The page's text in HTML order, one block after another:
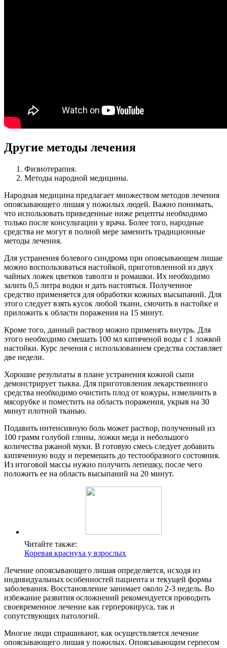
Другие методы лечения
Физиотерапия.
Методы народной медицины.
Народная медицина предлагает множеством методов лечения
опоясывающего лишая у пожилых людей. Важно понимать,
что использовать приведенные ниже рецепты необходимо
только после консультации у врача. Более того, народные
средства не могут в полной мере заменить традиционные
методы лечения.
Для устранения болевого синдрома при опоясывающем лишае
можно воспользоваться настойкой, приготовленной из двух
чайных ложек цветков таволги и ромашки. Их необходимо
залить 0,5 литра водки и дать настояться. Полученное
средство применяется для обработки кожных высыпаний. Для
этого следует взять кусок любой ткани, смочить в настойке и
приложить к области поражения на 15 минут.
Кроме того, данный раствор можно применять внутрь. Для
этого необходимо смешать 100 мл кипяченой воды с 1 ложкой
настойки. Курс лечения с использованием средства составляет
две недели.
Хорошие результаты в плане устранения кожной сыпи
демонстрирует тыква. Для приготовления лекарственного
средства необходимо очистить плод от кожуры, измельчить в
мясорубке и поместить на область поражения, укрыв на 30
минут плотной тканью.
Подавить интенсивную боль может раствор, полученный из
100 грамм голубой глины, ложки меда и небольшого
количества ржаной муки. В готовую смесь следует добавить
кипяченную воду и перемешать до тестообразного состояния.
Из итоговой массы нужно получить лепешку, после чего
положить ее на область высыпаний на 20 минут.
Читайте также:
Коревая краснуха у взрослых
Лечение опоясывающего лишая определяется, исходя из
индивидуальных особенностей пациента и текущей формы
заболевания. Восстановление занимает около 2-3 недель. Во
избежание развития осложнений рекомендуется проводить
своевременное лечение как герперовируса, так и
сопутствующих патологий.
Многие люди спрашивают, как осуществляется лечение
опоясывающего лишая у пожилых. Опоясывающим герпесом